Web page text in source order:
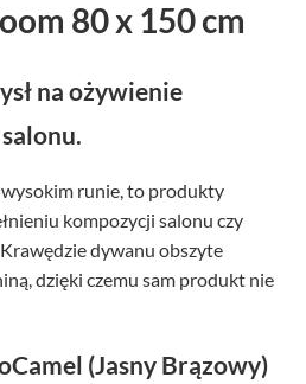
80 x 150 cm
na ożywienie
wysokim runie, to produkty
kompozycji salonu czy
dywanu obszyte
dzięki czemu sam produkt nie
(Jasny Brązowy)